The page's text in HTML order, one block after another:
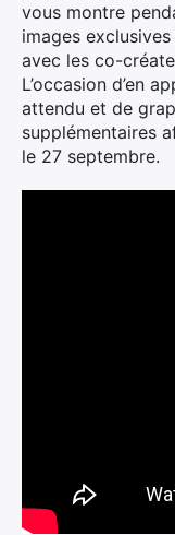
vous montre
images
avec les co-
L’occasion d’en
attendu et de
supplémentaires
le 27 septembre.